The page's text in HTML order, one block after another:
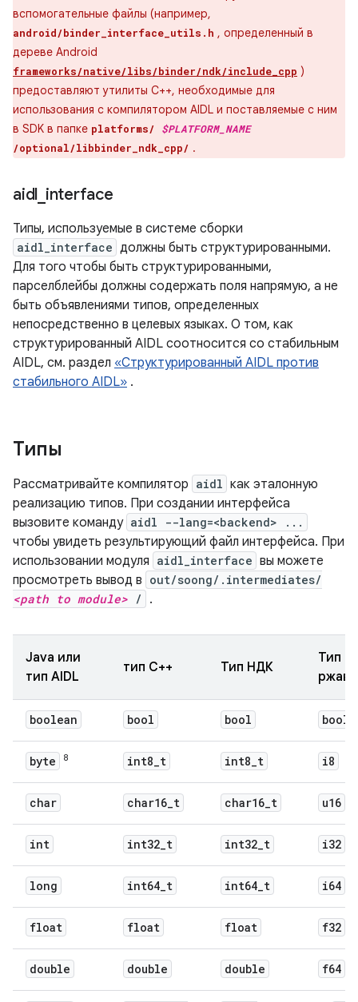
вспомогательные файлы (например,
android/binder_interface_utils.h , определенный в
дереве Android
frameworks/native/libs/binder/ndk/include_cpp )
предоставляют утилиты C++, необходимые для
использования с компилятором AIDL и поставляемые с ним
в SDK в папке platforms/ $PLATFORM_NAME
/optional/libbinder_ndk_cpp/ .
aidl interface
Типы, используемые в системе сборки
aidl_interface должны быть структурированными.
Для того чтобы быть структурированными,
парселблейбы должны содержать поля напрямую, а не
быть объявлениями типов, определенных
непосредственно в целевых языках. О том, как
структурированный AIDL соотносится со стабильным
AIDL, см. раздел «Структурированный AIDL против
стабильного AIDL» .
Типы
Рассматривайте компилятор aidl как эталонную
реализацию типов. При создании интерфейса
вызовите команду aidl --lang=<backend> ...
чтобы увидеть результирующий файл интерфейса. При
использовании модуля aidl_interface вы можете
просмотреть вывод в out/soong/.intermediates/
<path to module> / .
Java или
тип AIDL
тип C++ Тип НДК
Тип
boolean bool bool bool
byte 8 int8_t int8_t i8
char char16_t char16_t u16
int int32_t int32_t i32
long int64_t int64_t i64
float float float f32
double double double f64